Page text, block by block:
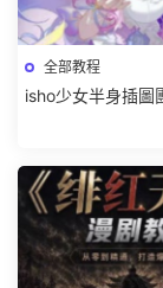
全部教程
isho少女半身插圖
2026【畫質高清